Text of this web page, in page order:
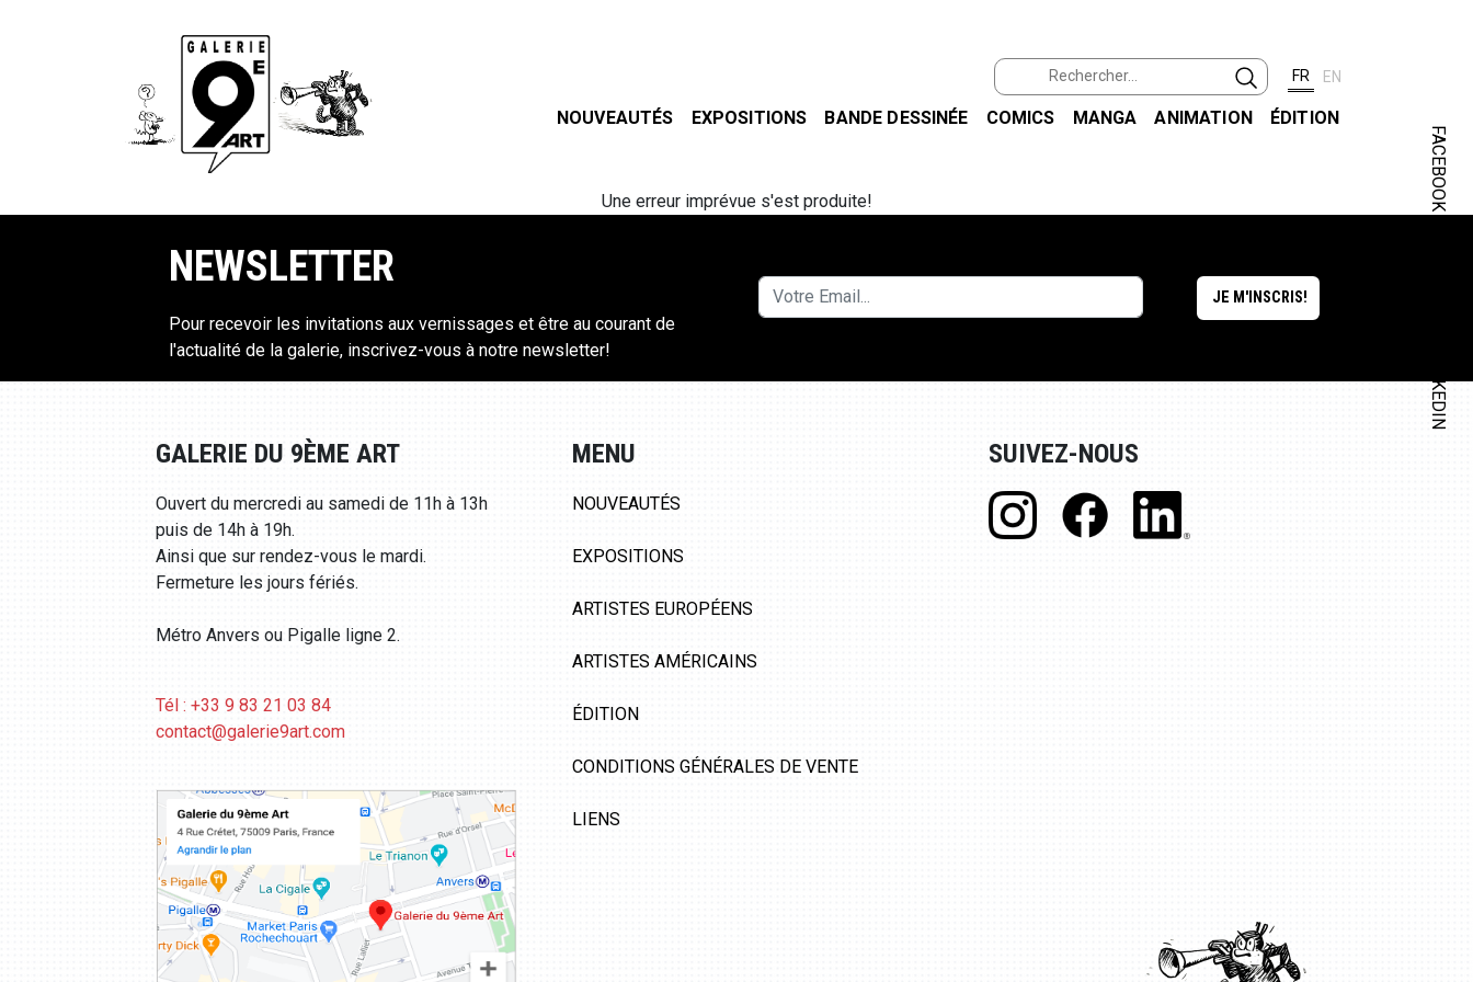
FR EN
NOUVEAUTÉS EXPOSITIONS BANDE DESSINÉE COMICS MANGA ANIMATION ÉDITION
FACEBOOK
LINKEDIN
Une erreur imprévue s'est produite!
NEWSLETTER
Pour recevoir les invitations aux vernissages et être au courant de
l'actualité de la galerie, inscrivez-vous à notre newsletter!
GALERIE DU 9ÈME ART
Ouvert du mercredi au samedi de 11h à 13h
puis de 14h à 19h.
Ainsi que sur rendez-vous le mardi.
Fermeture les jours fériés.
Métro Anvers ou Pigalle ligne 2.
Tél : +33 9 83 21 03 84
contact@galerie9art.com
MENU
NOUVEAUTÉS
EXPOSITIONS
ARTISTES EUROPÉENS
ARTISTES AMÉRICAINS
ÉDITION
CONDITIONS GÉNÉRALES DE VENTE
LIENS
SUIVEZ-NOUS